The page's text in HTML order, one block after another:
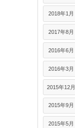
2018年1月
2017年8月
2016年6月
2016年3月
2015年12月
2015年9月
2015年5月